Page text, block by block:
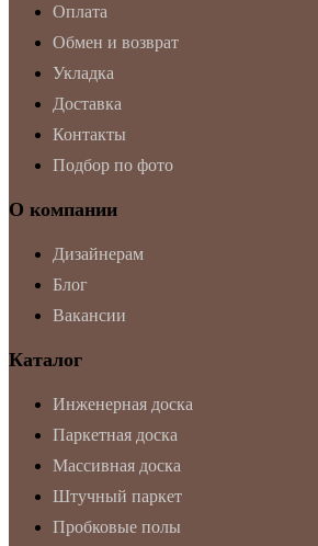
Оплата
Обмен и возврат
Укладка
Доставка
Контакты
Подбор по фото
О компании
Дизайнерам
Блог
Вакансии
Каталог
Инженерная доска
Паркетная доска
Массивная доска
Штучный паркет
Пробковые полы